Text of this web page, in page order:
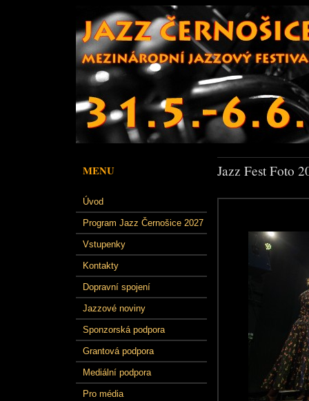
MENU
Úvod
Program Jazz Černošice 2027
Vstupenky
Kontakty
Dopravní spojení
Jazzové noviny
Sponzorská podpora
Grantová podpora
Mediální podpora
Pro média
Jazz Fest Foto